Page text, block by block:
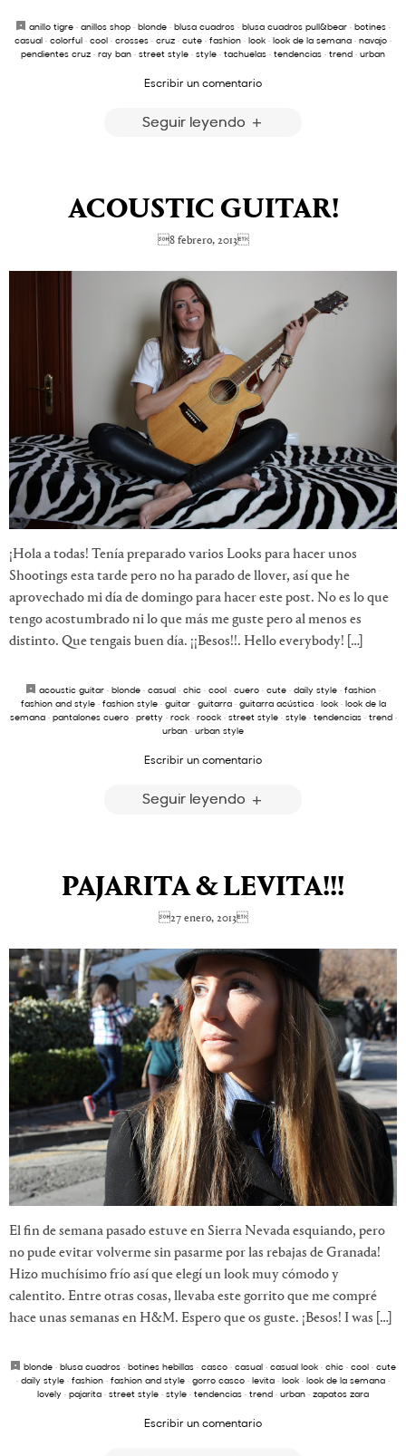
anillo tigre · anillos shop · blonde · blusa cuadros · blusa cuadros pull&bear · botines ·
casual · colorful · cool · crosses · cruz · cute · fashion · look · look de la semana · navajo ·
pendientes cruz · ray ban · street style · style · tachuelas · tendencias · trend · urban
Escribir un comentario
Seguir leyendo
ACOUSTIC GUITAR!
8 febrero, 2013
¡Hola a todas! Tenía preparado varios Looks para hacer unos
Shootings esta tarde pero no ha parado de llover, así que he
aprovechado mi día de domingo para hacer este post. No es lo que
tengo acostumbrado ni lo que más me guste pero al menos es
distinto. Que tengais buen día. ¡¡Besos!!. Hello everybody! […]
acoustic guitar · blonde · casual · chic · cool · cuero · cute · daily style · fashion ·
fashion and style· fashion style· guitar· guitarra· guitarra acústica· look· look de la
semana· pantalones cuero· pretty· rock· roock· street style· style· tendencias· trend·
urban · urban style
Escribir un comentario
Seguir leyendo
PAJARITA & LEVITA!!!
27 enero, 2013
El fin de semana pasado estuve en Sierra Nevada esquiando, pero
no pude evitar volverme sin pasarme por las rebajas de Granada!
Hizo muchísimo frío así que elegí un look muy cómodo y
calentito. Entre otras cosas, llevaba este gorrito que me compré
hace unas semanas en H&M. Espero que os guste. ¡Besos! I was […]
blonde · blusa cuadros · botines hebillas · casco · casual · casual look · chic · cool · cute
· daily style · fashion · fashion and style · gorro casco · levita · look · look de la semana ·
lovely · pajarita · street style · style · tendencias · trend · urban · zapatos zara
Escribir un comentario